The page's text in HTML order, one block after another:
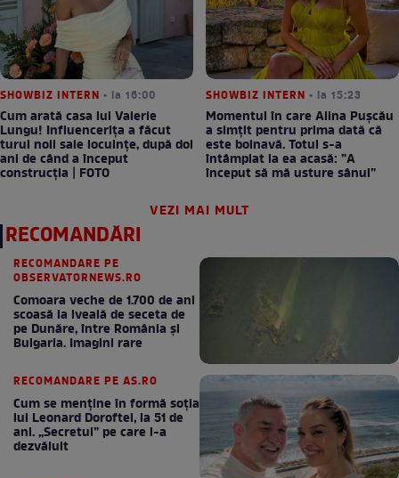
SHOWBIZ INTERN • la 16:00
Cum arată casa lui Valerie
Lungu! Influencerița a făcut
turul noii sale locuințe, după doi
ani de când a început
construcția | FOTO
SHOWBIZ INTERN • la 15:23
Momentul în care Alina Pușcău
a simțit pentru prima dată că
este bolnavă. Totul s-a
întâmplat la ea acasă: ”A
început să mă usture sânul”
VEZI MAI MULT
RECOMANDĂRI
RECOMANDARE PE
OBSERVATORNEWS.RO
Comoara veche de 1.700 de ani
scoasă la iveală de seceta de
pe Dunăre, între România şi
Bulgaria. Imagini rare
RECOMANDARE PE AS.RO
Cum se menţine în formă soţia
lui Leonard Doroftei, la 51 de
ani. „Secretul” pe care l-a
dezvăluit